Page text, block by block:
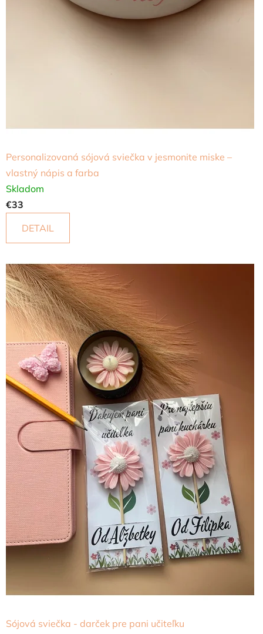
Personalizovaná sójová sviečka v jesmonite miske –
vlastný nápis a farba
Skladom
€33
DETAIL
Sójová sviečka - darček pre pani učiteľku